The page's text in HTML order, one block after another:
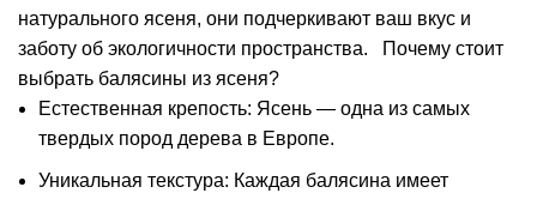
натурального ясеня, они подчеркивают ваш вкус и
заботу об экологичности пространства.
Почему стоит
выбрать балясины из ясеня?
Естественная крепость: Ясень — одна из самых
твердых пород дерева в Европе.
Уникальная текстура: Каждая балясина имеет